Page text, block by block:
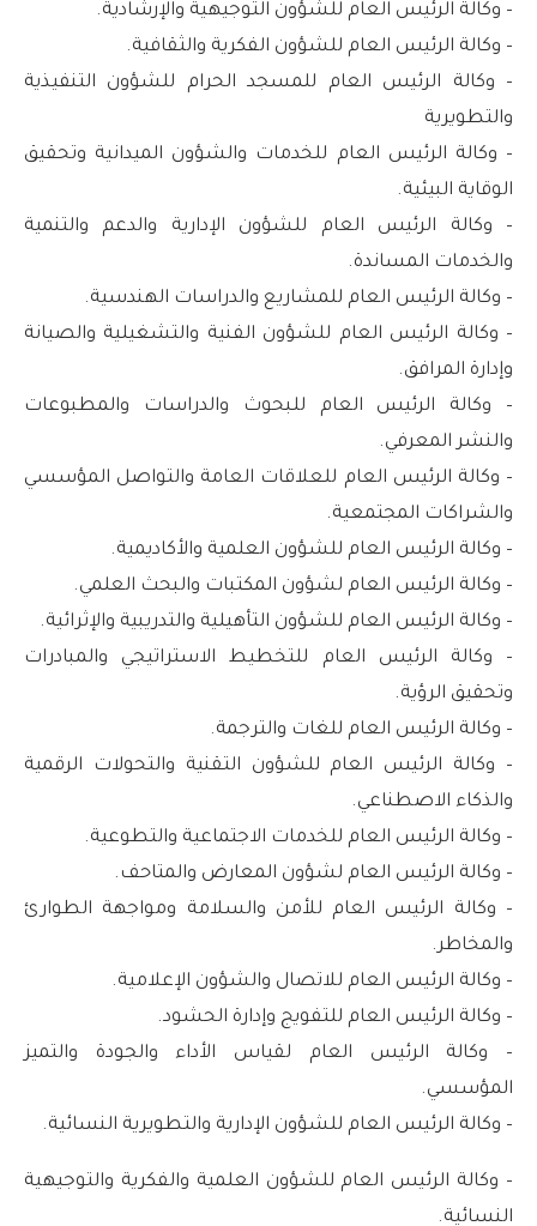
– وكالة الرئيس العام للشؤون التوجيهية والإرشادية.
– وكالة الرئيس العام للشؤون الفكرية والثقافية.
– وكالة الرئيس العام للمسجد الحرام للشؤون التنفيذية
والتطويرية
– وكالة الرئيس العام للخدمات والشؤون الميدانية وتحقيق
الوقاية البيئية.
– وكالة الرئيس العام للشؤون الإدارية والدعم والتنمية
والخدمات المساندة.
– وكالة الرئيس العام للمشاريع والدراسات الهندسية.
– وكالة الرئيس العام للشؤون الفنية والتشغيلية والصيانة
وإدارة المرافق.
– وكالة الرئيس العام للبحوث والدراسات والمطبوعات
والنشر المعرفي.
– وكالة الرئيس العام للعلاقات العامة والتواصل المؤسسي
والشراكات المجتمعية.
– وكالة الرئيس العام للشؤون العلمية والأكاديمية.
– وكالة الرئيس العام لشؤون المكتبات والبحث العلمي.
– وكالة الرئيس العام للشؤون التأهيلية والتدريبية والإثرائية.
– وكالة الرئيس العام للتخطيط الاستراتيجي والمبادرات
وتحقيق الرؤية.
– وكالة الرئيس العام للغات والترجمة.
– وكالة الرئيس العام للشؤون التقنية والتحولات الرقمية
والذكاء الاصطناعي.
– وكالة الرئيس العام للخدمات الاجتماعية والتطوعية.
– وكالة الرئيس العام لشؤون المعارض والمتاحف.
– وكالة الرئيس العام للأمن والسلامة ومواجهة الطوارئ
والمخاطر.
– وكالة الرئيس العام للاتصال والشؤون الإعلامية.
– وكالة الرئيس العام للتفويج وإدارة الحشود.
– وكالة الرئيس العام لقياس الأداء والجودة والتميز
المؤسسي.
– وكالة الرئيس العام للشؤون الإدارية والتطويرية النسائية.
– وكالة الرئيس العام للشؤون العلمية والفكرية والتوجيهية
النسائية.